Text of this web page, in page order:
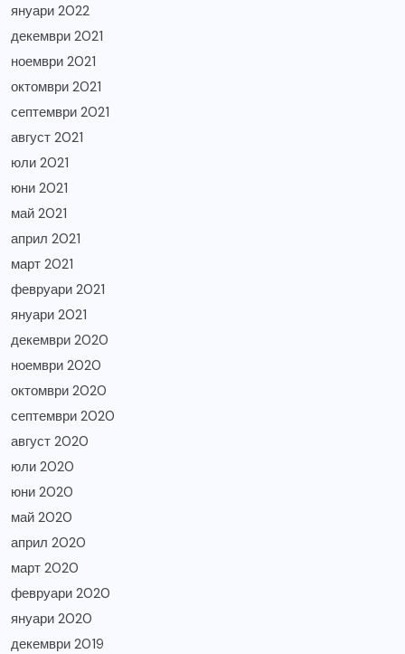
януари 2022
декември 2021
ноември 2021
октомври 2021
септември 2021
август 2021
юли 2021
юни 2021
май 2021
април 2021
март 2021
февруари 2021
януари 2021
декември 2020
ноември 2020
октомври 2020
септември 2020
август 2020
юли 2020
юни 2020
май 2020
април 2020
март 2020
февруари 2020
януари 2020
декември 2019